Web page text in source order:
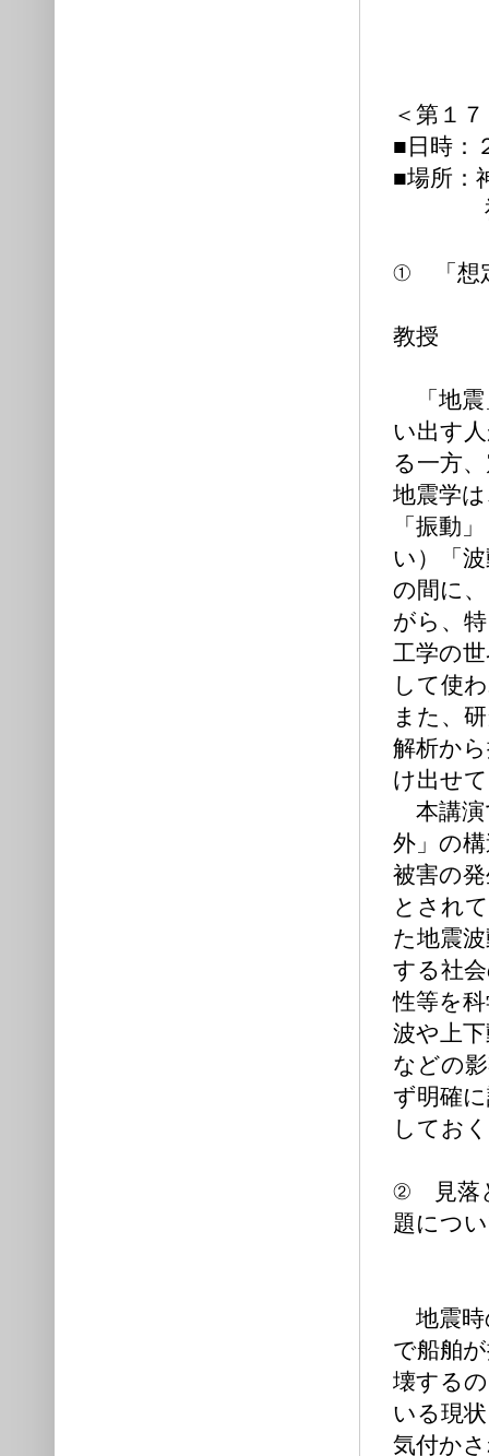
＜第１
■日時：
■場所：
神戸
① 「想
教授
「地震
い出す
る一方
地震学
「振動
い）「
の間に
がら、
工学の
して使
また、
解析か
け出せ
本講演
外」の
被害の
とされ
た地震
する社
性等を
波や上
などの
ず明確
してお
② 見落
題につ
地震時
で船舶
壊する
いる現
気付か